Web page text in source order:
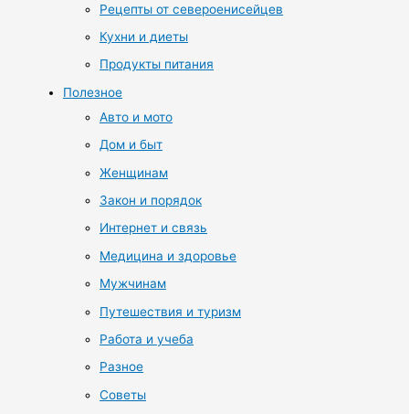
Рецепты от североенисейцев
Кухни и диеты
Продукты питания
Полезное
Авто и мото
Дом и быт
Женщинам
Закон и порядок
Интернет и связь
Медицина и здоровье
Мужчинам
Путешествия и туризм
Работа и учеба
Разное
Советы